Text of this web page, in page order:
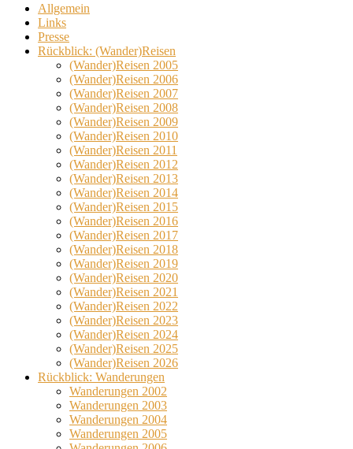
Allgemein
Links
Presse
Rückblick: (Wander)Reisen
(Wander)Reisen 2005
(Wander)Reisen 2006
(Wander)Reisen 2007
(Wander)Reisen 2008
(Wander)Reisen 2009
(Wander)Reisen 2010
(Wander)Reisen 2011
(Wander)Reisen 2012
(Wander)Reisen 2013
(Wander)Reisen 2014
(Wander)Reisen 2015
(Wander)Reisen 2016
(Wander)Reisen 2017
(Wander)Reisen 2018
(Wander)Reisen 2019
(Wander)Reisen 2020
(Wander)Reisen 2021
(Wander)Reisen 2022
(Wander)Reisen 2023
(Wander)Reisen 2024
(Wander)Reisen 2025
(Wander)Reisen 2026
Rückblick: Wanderungen
Wanderungen 2002
Wanderungen 2003
Wanderungen 2004
Wanderungen 2005